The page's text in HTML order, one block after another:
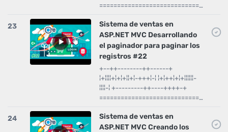
============================…
23
Sistema de ventas en
ASP.NET MVC Desarrollando
el paginador para paginar los
registros #22
+--++--------++------+
¦+¦¦¦¦+¦+¦+¦¦+¦-+++¦-¦ ¦+¦++¦+¦+¦¦¦¦¦¦-
¦¦¦¦-¦ +---------++----++++-+
============================…
24
Sistema de ventas en
ASP.NET MVC Creando los